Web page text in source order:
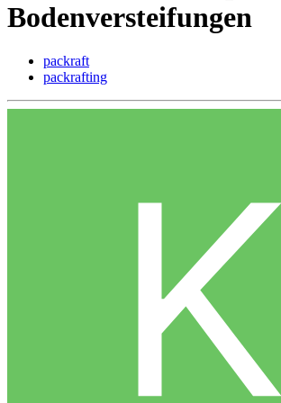
Bodenversteifungen
packraft
packrafting